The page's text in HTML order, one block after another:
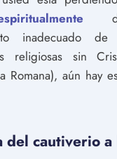
inadecuado
religiosas sin
Romana), aún hay
del cautiverio a